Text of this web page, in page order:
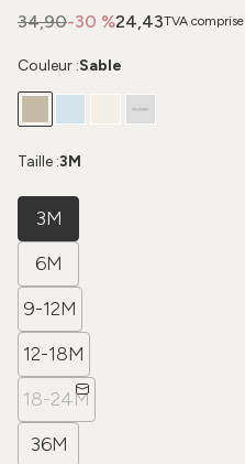
TVA comprise
-30 %
34,90 24,43
Couleur :Sable
Taille :3M
3M
6M
9-12M
12-18M
18-24M
36M